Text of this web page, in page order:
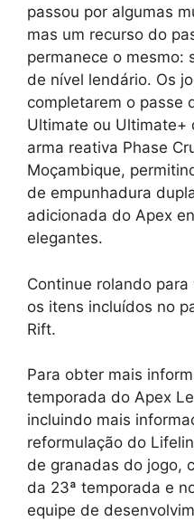
passou por algumas
mas um recurso do
permanece o mesmo:
de nível lendário. Os
completarem o passe
Ultimate ou Ultimate+
arma reativa Phase
Moçambique,
de empunhadura
adicionada do Apex
elegantes.
Continue rolando
os itens incluídos no
Rift.
Para obter mais
temporada do Apex
incluindo mais
reformulação do
de granadas do jogo,
da 23ª temporada e
equipe de